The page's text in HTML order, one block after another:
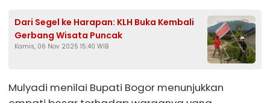
Dari Segel ke Harapan: KLH Buka Kembali
Gerbang Wisata Puncak
Kamis, 06 Nov 2025 15:40 WIB
Mulyadi menilai Bupati Bogor menunjukkan